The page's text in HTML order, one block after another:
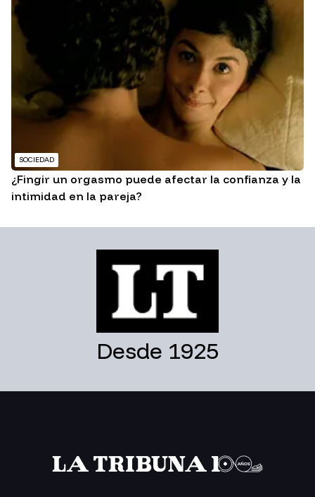
SOCIEDAD
¿Fingir un orgasmo puede afectar la confianza y la
intimidad en la pareja?
Desde 1925